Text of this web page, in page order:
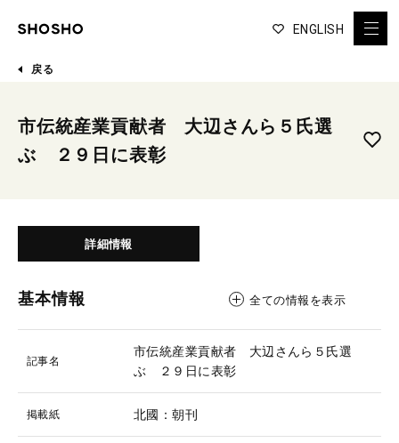
ENGLISH
戻る
市伝統産業貢献者 大辺さんら５氏選
ぶ ２９日に表彰
詳細情報
基本情報 全ての情報を表示
記事名
市伝統産業貢献者 大辺さんら５氏選
ぶ ２９日に表彰
掲載紙 北國：朝刊